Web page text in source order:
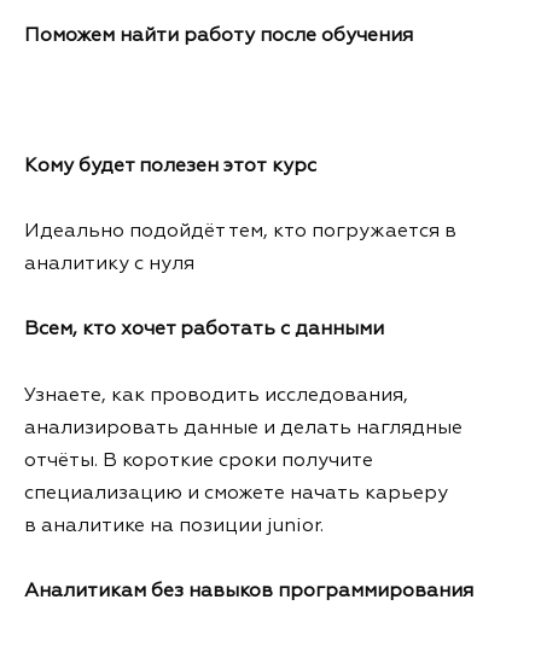
Поможем найти работу после обучения
Кому будет полезен этот курс
Идеально подойдёт тем, кто погружается в
аналитику с нуля
Всем, кто хочет работать с данными
Узнаете, как проводить исследования,
анализировать данные и делать наглядные
отчёты. В короткие сроки получите
специализацию и сможете начать карьеру
в аналитике на позиции junior.
Аналитикам без навыков программирования